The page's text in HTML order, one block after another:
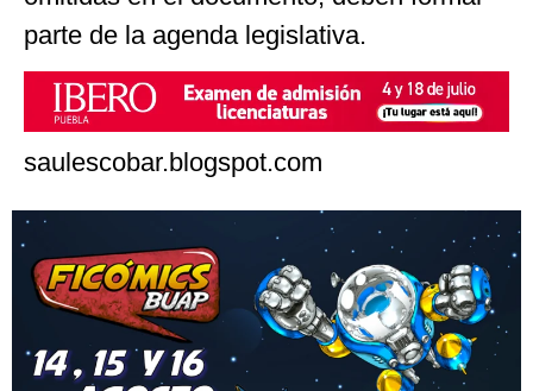
parte de la agenda legislativa.
saulescobar.blogspot.com